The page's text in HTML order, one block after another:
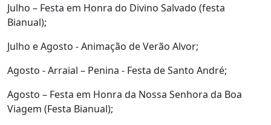
Julho – Festa em Honra do Divino Salvado (festa
Bianual);
Julho e Agosto - Animação de Verão Alvor;
Agosto - Arraial – Penina - Festa de Santo André;
Agosto – Festa em Honra da Nossa Senhora da Boa
Viagem (Festa Bianual);